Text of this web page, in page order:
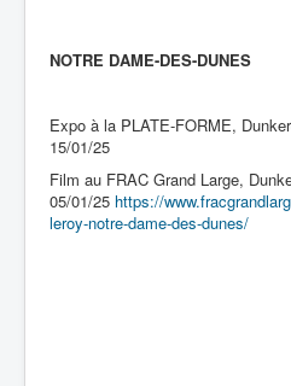
NOTRE DAME-DES-DUNES
Expo à la PLATE-FORME,
15/01/25
Film au FRAC Grand Large,
05/01/25 https://
leroy-notre-dame-des-dunes/